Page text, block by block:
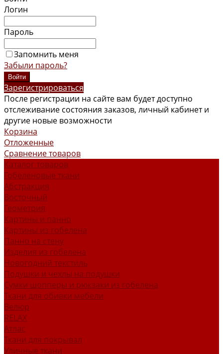
Логин
Пароль
Запомнить меня
Забыли пароль?
Зарегистрироваться
После регистрации на сайте вам будет доступно
отслеживание состояния заказов, личный кабинет и
другие новые возможности
Корзина
Отложенные
Сравнение товаров
Каталог товаров
Гобеленовые ткани
Абстракция
Восточный
Геометрия
Картины и панно
Картины из гобелена
Панно на стену
Изделия из гобелена
Новогодний текстиль
Подушки и чехлы на подушки
Сумки шопперы и рюкзаки из гобелена
Ткани для обивки мебели
Велюр
RELAX
Атлас
Ткани для покрывал
Уличные ткани